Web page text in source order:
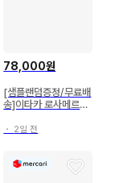
78,000원
[샘플랜덤증정/무료배
송]이타카 로사메르소
・ 2일 전